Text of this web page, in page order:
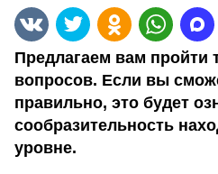
Предлагаем вам пройти
вопросов. Если вы
правильно, это будет
сообразительность
уровне.